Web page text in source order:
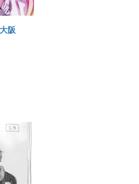
阪